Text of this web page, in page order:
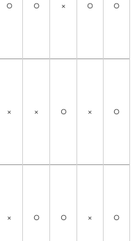
○ ○ × ○ ○
× × ○ × ○
× ○ ○ × ○